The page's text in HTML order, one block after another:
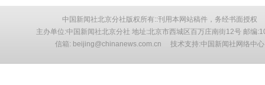
中国新闻社北京分社版权所有::刊用本网站稿件，务经书面授权
主办单位:中国新闻社北京分社 地址:北京市西城区百万庄南街12号 邮编
信箱: beijing@chinanews.com.cn 技术支持:中国新闻社网络中心